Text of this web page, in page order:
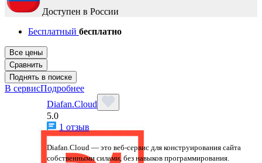
Доступен в России
Бесплатный бесплатно
Все цены
Сравнить
Поднять в поиске
В сервисПодробнее
Diafan.Cloud
5.0
1 отзыв
Diafan.Cloud — это веб-сервис для конструирования сайта
собственными силами, без навыков программирования.